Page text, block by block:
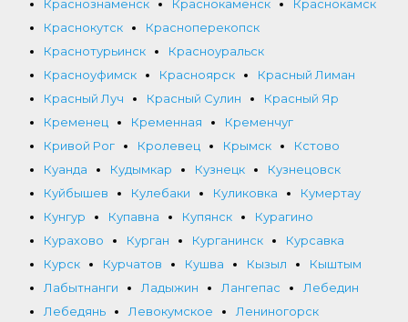
Краснознаменск
Краснокаменск
Краснокамск
Краснокутск
Красноперекопск
Краснотурьинск
Красноуральск
Красноуфимск
Красноярск
Красный Лиман
Красный Луч
Красный Сулин
Красный Яр
Кременец
Кременная
Кременчуг
Кривой Рог
Кролевец Крымск
Кстово
Куанда
Кудымкар Кузнецк
Кузнецовск
Куйбышев
Кулебаки Куликовка
Кумертау
Кунгур
Купавна Купянск
Курагино
Курахово
Курган Курганинск
Курсавка
Курск
Курчатов Кушва Кызыл
Кыштым
Лабытнанги
Ладыжин Лангепас
Лебедин
Лебедянь
Левокумское
Лениногорск